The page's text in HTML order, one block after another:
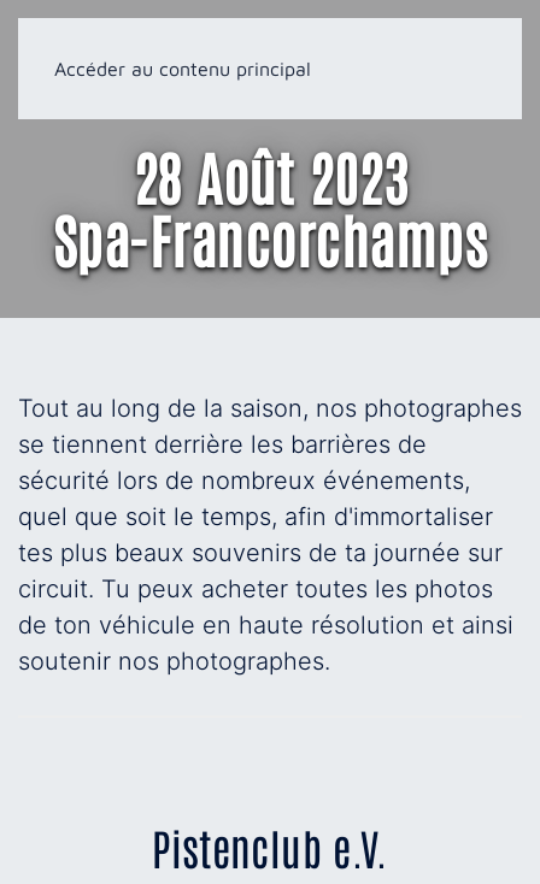
Accéder au contenu principal
28 Août 2023
Spa-Francorchamps
Tout au long de la saison, nos photographes
se tiennent derrière les barrières de
sécurité lors de nombreux événements,
quel que soit le temps, afin d'immortaliser
tes plus beaux souvenirs de ta journée sur
circuit. Tu peux acheter toutes les photos
de ton véhicule en haute résolution et ainsi
soutenir nos photographes.
Pistenclub e.V.